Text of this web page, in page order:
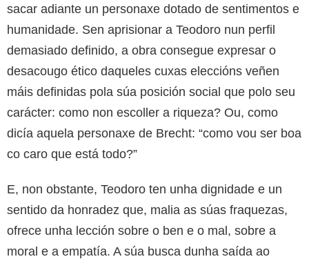
sacar adiante un personaxe dotado de sentimentos e
humanidade. Sen aprisionar a Teodoro nun perfil
demasiado definido, a obra consegue expresar o
desacougo ético daqueles cuxas eleccións veñen
máis definidas pola súa posición social que polo seu
carácter: como non escoller a riqueza? Ou, como
dicía aquela personaxe de Brecht: “como vou ser boa
co caro que está todo?”
E, non obstante, Teodoro ten unha dignidade e un
sentido da honradez que, malia as súas fraquezas,
ofrece unha lección sobre o ben e o mal, sobre a
moral e a empatía. A súa busca dunha saída ao